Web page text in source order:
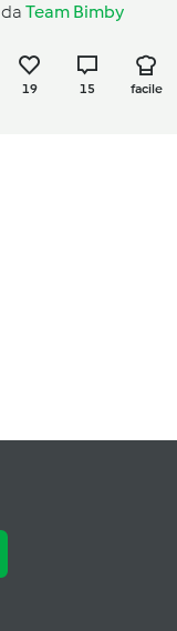
da Team Bimby
19 15 facile